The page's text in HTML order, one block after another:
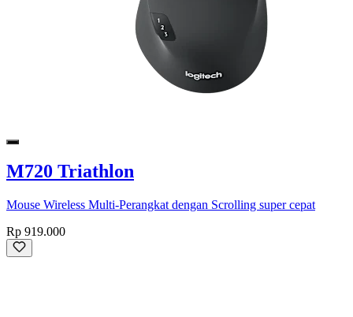
M720 Triathlon
Mouse Wireless Multi-Perangkat dengan Scrolling super cepat
Rp 919.000